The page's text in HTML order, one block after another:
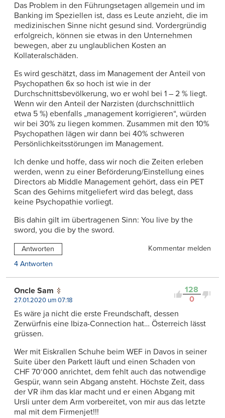
Das Problem in den Führungsetagen allgemein und im
Banking im Speziellen ist, dass es Leute anzieht, die im
medizinischen Sinne nicht gesund sind. Vordergründig
erfolgreich, können sie etwas in den Unternehmen
bewegen, aber zu unglaublichen Kosten an
Kollateralschäden.
Es wird geschätzt, dass im Management der Anteil von
Psychopathen 6x so hoch ist wie in der
Durchschnittsbevölkerung, wo er wohl bei 1 – 2 % liegt.
Wenn wir den Anteil der Narzisten (durchschnittlich
etwa 5 %) ebenfalls „management korrigieren“, würden
wir bei 30% zu liegen kommen. Zusammen mit den 10%
Psychopathen lägen wir dann bei 40% schweren
Persönlichkeitsstörungen im Management.
Ich denke und hoffe, dass wir noch die Zeiten erleben
werden, wenn zu einer Beförderung/Einstellung eines
Directors ab Middle Management gehört, dass ein PET
Scan des Gehirns mitgeliefert wird das belegt, dass
keine Psychopathie vorliegt.
Bis dahin gilt im übertragenen Sinn: You live by the
sword, you die by the sword.
Antworten
Kommentar melden
4 Antworten
128
0
Oncle Sam
27.01.2020 um 07:18
Es wäre ja nicht die erste Freundschaft, dessen
Zerwürfnis eine Ibiza-Connection hat… Österreich lässt
grüssen.
Wer mit Eiskrallen Schuhe beim WEF in Davos in seiner
Suite über den Parkett läuft und einen Schaden von
CHF 70‘000 anrichtet, dem fehlt auch das notwendige
Gespür, wann sein Abgang ansteht. Höchste Zeit, dass
der VR ihm das klar macht und er einen Abgang mit
Ursli unter dem Arm vorbereitet, von mir aus das letzte
mal mit dem Firmenjet!!!